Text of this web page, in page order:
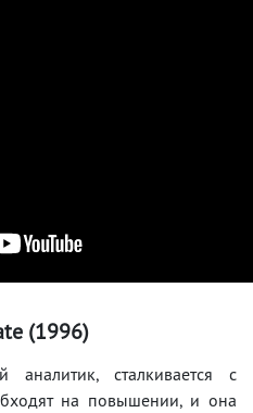
(1996)
сталкивается с
на повышении, и она